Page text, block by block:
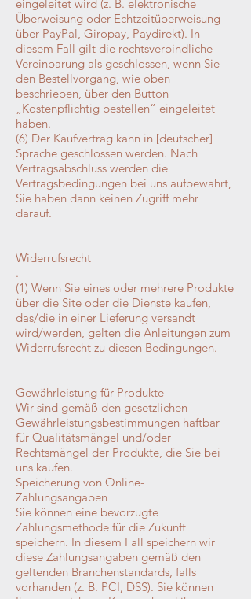
eingeleitet wird (z. B. elektronische
Überweisung oder Echtzeitüberweisung
über PayPal, Giropay, Paydirekt). In
diesem Fall gilt die rechtsverbindliche
Vereinbarung als geschlossen, wenn Sie
den Bestellvorgang, wie oben
beschrieben, über den Button
„Kostenpflichtig bestellen“ eingeleitet
haben.
(6) Der Kaufvertrag kann in [deutscher]
Sprache geschlossen werden. Nach
Vertragsabschluss werden die
Vertragsbedingungen bei uns aufbewahrt,
Sie haben dann keinen Zugriff mehr
darauf.
Widerrufsrecht
.
(1) Wenn Sie eines oder mehrere Produkte
über die Site oder die Dienste kaufen,
das/die in einer Lieferung versandt
wird/werden, gelten die Anleitungen zum
Widerrufsrecht zu diesen Bedingungen.
Gewährleistung für Produkte
Wir sind gemäß den gesetzlichen
Gewährleistungsbestimmungen haftbar
für Qualitätsmängel und/oder
Rechtsmängel der Produkte, die Sie bei
uns kaufen.
Speicherung von Online-
Zahlungsangaben
Sie können eine bevorzugte
Zahlungsmethode für die Zukunft
speichern. In diesem Fall speichern wir
diese Zahlungsangaben gemäß den
geltenden Branchenstandards, falls
vorhanden (z. B. PCI, DSS). Sie können